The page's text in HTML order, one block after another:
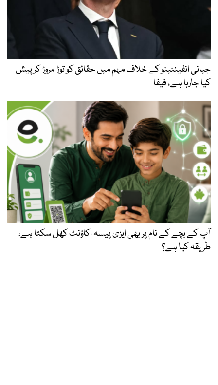
جیانی انفینٹینو کے خلاف مہم میں حقائق کو توڑ مروڑ کر پیش
کیا جارہا ہے، فیفا
آپ کے بچے کے نام پر بھی ایزی پیسہ اکاؤنٹ کھل سکتا ہے،
طریقہ کیا ہے؟